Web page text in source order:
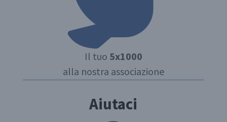
Il tuo 5x1000
alla nostra associazione
Aiutaci